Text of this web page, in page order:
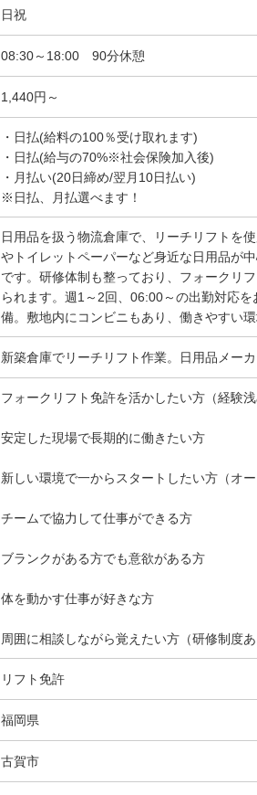
日祝
08:30～18:00 90分休憩
1,440円～
・日払(給料の100％受け取れます)
・日払(給与の70%※社会保険加入後)
・月払い(20日締め/翌月10日払い)
※日払、月払選べます！
日用品を扱う物流倉庫で、リーチリフトを
やトイレットペーパーなど身近な日用品が
です。研修体制も整っており、フォークリ
られます。週1～2回、06:00～の出勤対応
備。敷地内にコンビニもあり、働きやすい環
新築倉庫でリーチリフト作業。日用品メー
フォークリフト免許を活かしたい方（経験浅
安定した現場で長期的に働きたい方
新しい環境で一からスタートしたい方（オー
チームで協力して仕事ができる方
ブランクがある方でも意欲がある方
体を動かす仕事が好きな方
周囲に相談しながら覚えたい方（研修制度あ
リフト免許
福岡県
古賀市